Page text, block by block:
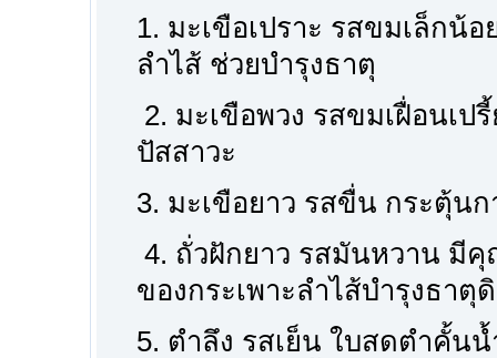
1. มะเขือเปราะ รสขมเล็กน้
ลำไส้ ช่วยบำรุงธาตุ
2. มะเขือพวง รสขมเฝื่อนเป
ปัสสาวะ
3. มะเขือยาว รสขื่น กระตุ้น
4. ถั่วฝักยาว รสมันหวาน มี
ของกระเพาะลำไส้บำรุงธาตุ
5. ตำลึง รสเย็น ใบสดตำคั้น